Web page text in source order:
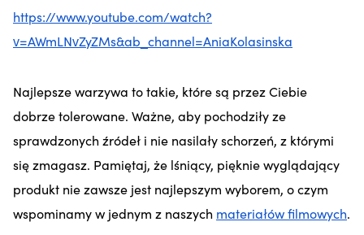
https://www.youtube.com/watch?
v=AWmLNvZyZMs&ab_channel=AniaKolasinska
Najlepsze warzywa to takie, które są przez Ciebie
dobrze tolerowane. Ważne, aby pochodziły ze
sprawdzonych źródeł i nie nasilały schorzeń, z którymi
się zmagasz. Pamiętaj, że lśniący, pięknie wyglądający
produkt nie zawsze jest najlepszym wyborem, o czym
wspominamy w jednym z naszych materiałów filmowych.